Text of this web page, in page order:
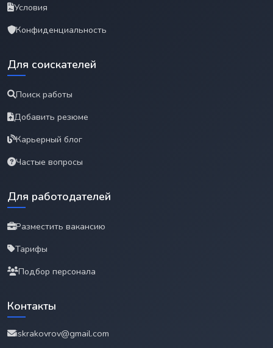
Условия
Конфиденциальность
Для соискателей
Поиск работы
Добавить резюме
Карьерный блог
Частые вопросы
Для работодателей
Разместить вакансию
Тарифы
Подбор персонала
Контакты
iskrakovrov@gmail.com